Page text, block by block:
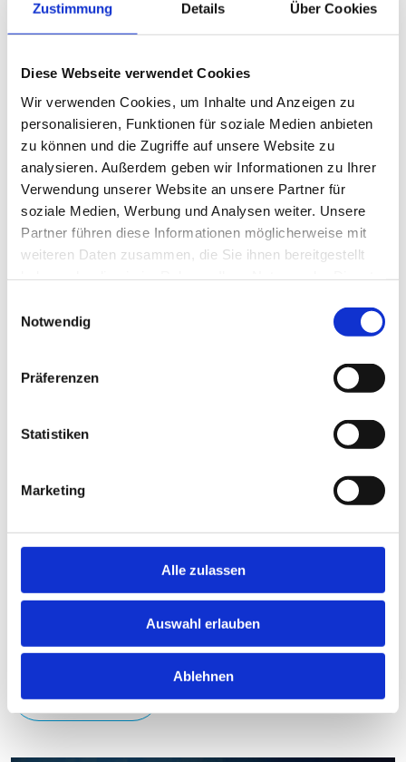
Zustimmung Details Über Cookies
Diese Webseite verwendet Cookies
Wir verwenden Cookies, um Inhalte und Anzeigen zu
personalisieren, Funktionen für soziale Medien anbieten
zu können und die Zugriffe auf unsere Website zu
analysieren. Außerdem geben wir Informationen zu Ihrer
Verwendung unserer Website an unsere Partner für
soziale Medien, Werbung und Analysen weiter. Unsere
Partner führen diese Informationen möglicherweise mit
weiteren Daten zusammen, die Sie ihnen bereitgestellt
Notwendig
Präferenzen
Statistiken
Marketing
Alle zulassen
Auswahl erlauben
Ablehnen
Podcast „Mehr als 4 Fragen“
Die Redakteure des Rotary Magazins treffen täglich auf
interessante Rotarier, die spannende Geschichten zu
erzählen haben oder von großen Projekten oder
Visionen berichten. Welchen Einfluss Rotary auf die
Gesellschaft hat, darüber sprechen wir in diesem
Podcast.
Bei Apple Music hören